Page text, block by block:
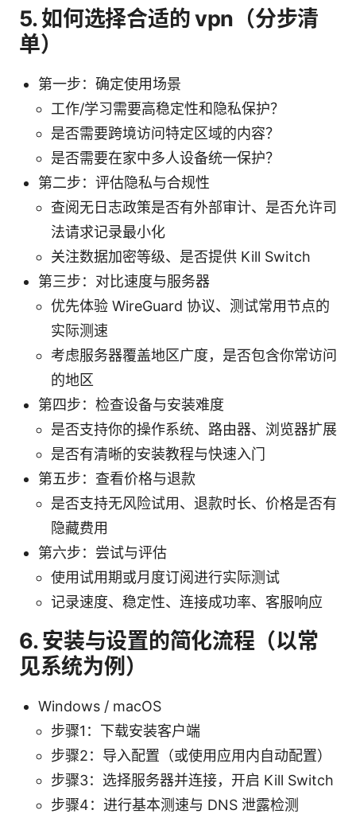
5. 如何选择合适的 vpn（分步清
单）
第一步：确定使用场景
工作/学习需要高稳定性和隐私保护？
是否需要跨境访问特定区域的内容？
是否需要在家中多人设备统一保护？
第二步：评估隐私与合规性
查阅无日志政策是否有外部审计、是否允许司
法请求记录最小化
关注数据加密等级、是否提供 Kill Switch
第三步：对比速度与服务器
优先体验 WireGuard 协议、测试常用节点的
实际测速
考虑服务器覆盖地区广度，是否包含你常访问
的地区
第四步：检查设备与安装难度
是否支持你的操作系统、路由器、浏览器扩展
是否有清晰的安装教程与快速入门
第五步：查看价格与退款
是否支持无风险试用、退款时长、价格是否有
隐藏费用
第六步：尝试与评估
使用试用期或月度订阅进行实际测试
记录速度、稳定性、连接成功率、客服响应
6. 安装与设置的简化流程（以常
见系统为例）
Windows / macOS
步骤1：下载安装客户端
步骤2：导入配置（或使用应用内自动配置）
步骤3：选择服务器并连接，开启 Kill Switch
步骤4：进行基本测速与 DNS 泄露检测